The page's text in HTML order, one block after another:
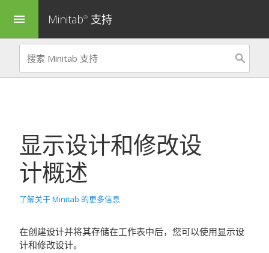
menu Minitab® 支持
显示设计和修改设
计概述
了解关于 Minitab 的更多信息
在创建设计并将其存储在工作表中后，您可以使用显示设
计和修改设计。